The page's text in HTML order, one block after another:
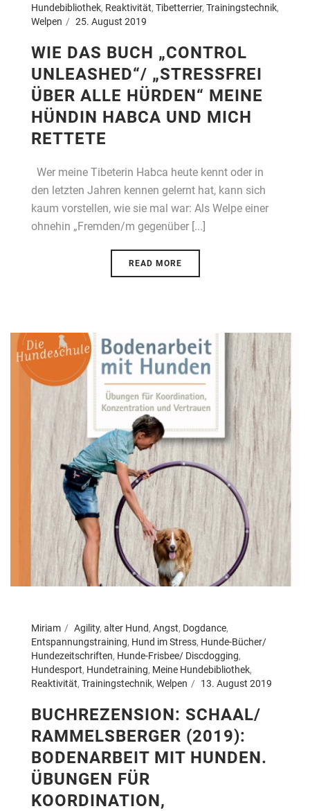
Hundebibliothek, Reaktivität, Tibetterrier, Trainingstechnik,
Welpen
25. August 2019
WIE DAS BUCH „CONTROL
UNLEASHED“/ „STRESSFREI
ÜBER ALLE HÜRDEN“ MEINE
HÜNDIN HABCA UND MICH
RETTETE
Wer meine Tibeterin Habca heute kennt oder in
den letzten Jahren kennen gelernt hat, kann sich
kaum vorstellen, wie sie mal war: Als Welpe einer
ohnehin „Fremden/m gegenüber [...]
READ MORE
Miriam Agility, alter Hund, Angst, Dogdance,
Entspannungstraining, Hund im Stress, Hunde-Bücher/
Hundezeitschriften, Hunde-Frisbee/ Discdogging,
Hundesport, Hundetraining, Meine Hundebibliothek,
Reaktivität, Trainingstechnik, Welpen 13. August 2019
BUCHREZENSION: SCHAAL/
RAMMELSBERGER (2019):
BODENARBEIT MIT HUNDEN.
ÜBUNGEN FÜR
KOORDINATION,